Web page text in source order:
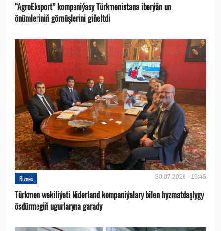
“AgroEksport” kompaniýasy Türkmenistana iberýän un
önümleriniň görnüşlerini giňeltdi
Biznes 30.07.2026 - 19:45
Türkmen wekiliýeti Niderland kompaniýalary bilen hyzmatdaşlygy
ösdürmegiň ugurlaryna garady